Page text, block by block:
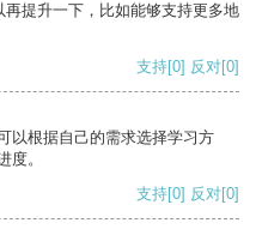
提升一下，比如能够支持更多地
支持[0] 反对[0]
以根据自己的需求选择学习方
度。
支持[0] 反对[0]